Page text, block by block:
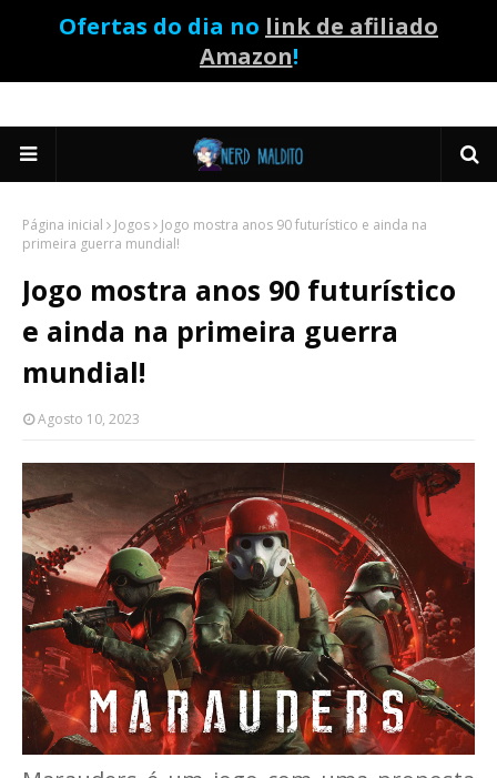
Ofertas do dia no link de afiliado
Amazon!
Página inicial Jogos
Jogo mostra anos 90 futurístico e ainda na
primeira guerra mundial!
Jogo mostra anos 90 futurístico
e ainda na primeira guerra
mundial!
Agosto 10, 2023